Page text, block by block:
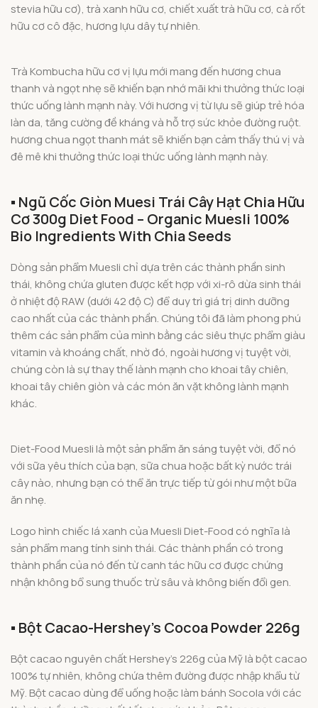
stevia hữu cơ), trà xanh hữu cơ, chiết xuất trà hữu cơ, cà rốt
hữu cơ cô đặc, hương lựu dây tự nhiên.
Trà Kombucha hữu cơ vị lựu mới mang đến hương chua
thanh và ngọt nhẹ sẽ khiến bạn nhớ mãi khi thưởng thức loại
thức uống lành mạnh này. Với hương vị từ lựu sẽ giúp trẻ hóa
làn da, tăng cường đề kháng và hỗ trợ sức khỏe đường ruột.
hương chua ngọt thanh mát sẽ khiến bạn cảm thấy thú vị và
đê mê khi thưởng thức loại thức uống lành mạnh này.
▪️ Ngũ Cốc Giòn Muesi Trái Cây Hạt Chia Hữu
Cơ 300g Diet Food – Organic Muesli 100%
Bio Ingredients With Chia Seeds
Dòng sản phẩm Muesli chỉ dựa trên các thành phần sinh
thái, không chứa gluten được kết hợp với xi-rô dừa sinh thái
ở nhiệt độ RAW (dưới 42 độ C) để duy trì giá trị dinh dưỡng
cao nhất của các thành phần. Chúng tôi đã làm phong phú
thêm các sản phẩm của mình bằng các siêu thực phẩm giàu
vitamin và khoáng chất, nhờ đó, ngoài hương vị tuyệt vời,
chúng còn là sự thay thế lành mạnh cho khoai tây chiên,
khoai tây chiên giòn và các món ăn vặt không lành mạnh
khác.
Diet-Food Muesli là một sản phẩm ăn sáng tuyệt vời, đổ nó
với sữa yêu thích của bạn, sữa chua hoặc bất kỳ nước trái
cây nào, nhưng bạn có thể ăn trực tiếp từ gói như một bữa
ăn nhẹ.
Logo hình chiếc lá xanh của Muesli Diet-Food có nghĩa là
sản phẩm mang tính sinh thái. Các thành phần có trong
thành phần của nó đến từ canh tác hữu cơ được chứng
nhận không bổ sung thuốc trừ sâu và không biến đổi gen.
▪️ Bột Cacao-Hershey’s Cocoa Powder 226g
Bột cacao nguyên chất Hershey’s 226g của Mỹ là bột cacao
100% tự nhiên, không chứa thêm đường được nhập khẩu từ
Mỹ. Bột cacao dùng để uống hoặc làm bánh Socola với các